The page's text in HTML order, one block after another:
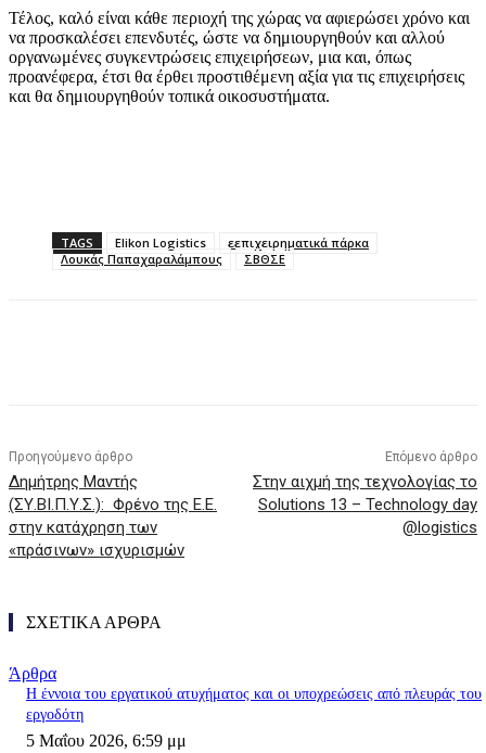
Τέλος, καλό είναι κάθε περιοχή της χώρας να αφιερώσει χρόνο και
να προσκαλέσει επενδυτές, ώστε να δημιουργηθούν και αλλού
οργανωμένες συγκεντρώσεις επιχειρήσεων, μια και, όπως
προανέφερα, έτσι θα έρθει προστιθέμενη αξία για τις επιχειρήσεις
και θα δημιουργηθούν τοπικά οικοσυστήματα.
TAGS Elikon Logistics
εεπιχειρηματικά πάρκα
Λουκάς Παπαχαραλάμπους
ΣΒΘΣΕ
Προηγούμενο άρθρο
Δημήτρης Μαντής
(ΣΥ.ΒΙ.Π.Υ.Σ.): Φρένο της Ε.Ε.
στην κατάχρηση των
«πράσινων» ισχυρισμών
Επόμενο άρθρο
Στην αιχμή της τεχνολογίας το
Solutions 13 – Technology day
@logistics
ΣΧΕΤΙΚΑ ΑΡΘΡΑ
Άρθρα
Η έννοια του εργατικού ατυχήματος και οι υποχρεώσεις από πλευράς του
εργοδότη
5 Μαΐου 2026, 6:59 μμ